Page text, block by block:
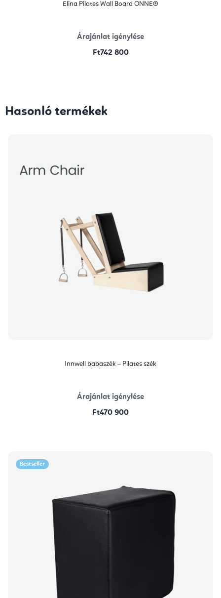
Elina Pilates Wall Board ONNE®
Árajánlat igénylése
Ft742 800
Hasonló termékek
Innwell babaszék – Pilates szék
Árajánlat igénylése
Ft470 900
Bestseller